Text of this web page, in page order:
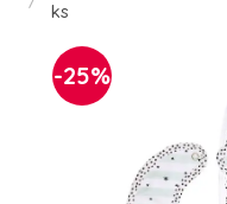
ks
-25%